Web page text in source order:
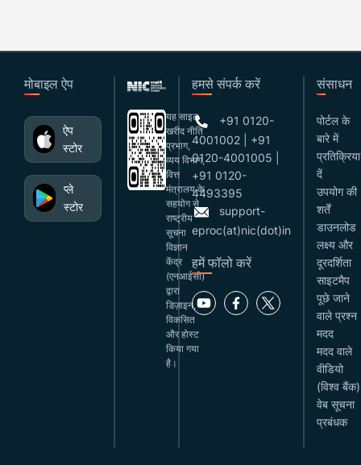
मोबाइल ऐप
ऐप
स्टोर
प्ले
स्टोर
यह साइट
खरीद नीति
प्रभाग,
व्यय विभाग,
वित्त
मंत्रालय के
सहयोग से
राष्ट्रीय
सूचना
विज्ञान
केंद्र
(एनआईसी)
द्वारा
डिज़ाइन,
विकसित
और होस्ट
किया गया
है।
हमसे संपर्क करें
+91 0120-
4001002 | +91
0120-4001005 |
+91 0120-
4493395
support-
eproc(at)nic(dot)in
हमें फॉलो करें
संसाधन
पोर्टल के
बारे में
प्रतिक्रिया
दें
उपयोग की
शर्तें
डाउनलोड
लक्ष्य और
दूरदर्शिता
साइटमैप
पूछे जाने
वाले प्रश्न
मदद
मदद वाले
वीडियो
(विश्व बैंक)
वेब सूचना
प्रबंधक